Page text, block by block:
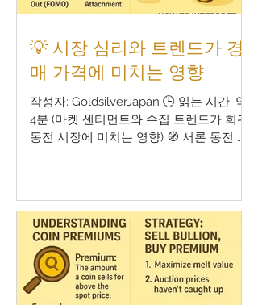
개념입니다. 단순히 발행 수량이 아니라,
이 중요합니다. 희소성의 종류: 절대적 희
소성 : 실제 존재 수가 매우 적음 (예: 전 세
계에 5개만 존재) 상대적 희소성
💡 시장 심리와 트렌드가 경
매 가격에 미치는 영향
작성자: GoldsilverJapan 🕒 읽는 시간: 약
4분 (마켓 센티먼트와 수집 트렌드가 희귀
동전 시장에 미치는 영향) 🧭 서론 동전 수
집 트렌드 가 경매 가격에 지대한 영향을
미치며, 이는 코인의 가격을 끌어올리거나
하락시키는 주요 요인이 됩니다. 이 글에서
는 시장 심리와 트렌드가 어떻게 형성되고,
코인의 경매 가격에 어떤 영향을 주는지
설명하며, 2026년을 향한 시장 변화 가능